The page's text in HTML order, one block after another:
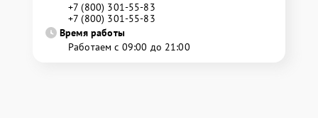
+7 (800) 301-55-83
+7 (800) 301-55-83
Время работы
Работаем с 09:00 до 21:00